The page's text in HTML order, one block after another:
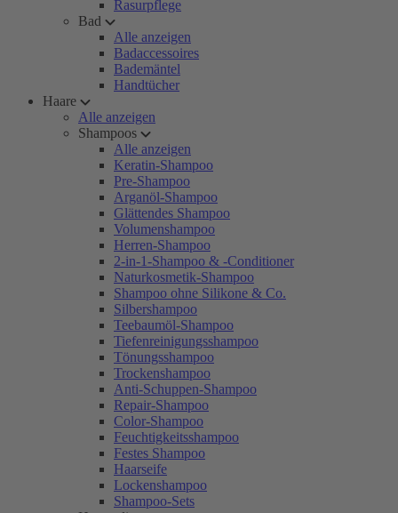
Rasurpflege
Bad
Alle anzeigen
Badaccessoires
Bademäntel
Handtücher
Haare
Alle anzeigen
Shampoos
Alle anzeigen
Keratin-Shampoo
Pre-Shampoo
Arganöl-Shampoo
Glättendes Shampoo
Volumenshampoo
Herren-Shampoo
2-in-1-Shampoo & -Conditioner
Naturkosmetik-Shampoo
Shampoo ohne Silikone & Co.
Silbershampoo
Teebaumöl-Shampoo
Tiefenreinigungsshampoo
Tönungsshampoo
Trockenshampoo
Anti-Schuppen-Shampoo
Repair-Shampoo
Color-Shampoo
Feuchtigkeitsshampoo
Festes Shampoo
Haarseife
Lockenshampoo
Shampoo-Sets